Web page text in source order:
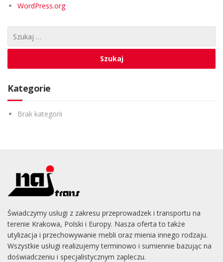
WordPress.org
Kategorie
Brak kategorii
Świadczymy usługi z zakresu przeprowadzek i transportu na
terenie Krakowa, Polski i Europy. Nasza oferta to także
utylizacja i przechowywanie mebli oraz mienia innego rodzaju.
Wszystkie usługi realizujemy terminowo i sumiennie bazując na
doświadczeniu i specjalistycznym zapleczu.